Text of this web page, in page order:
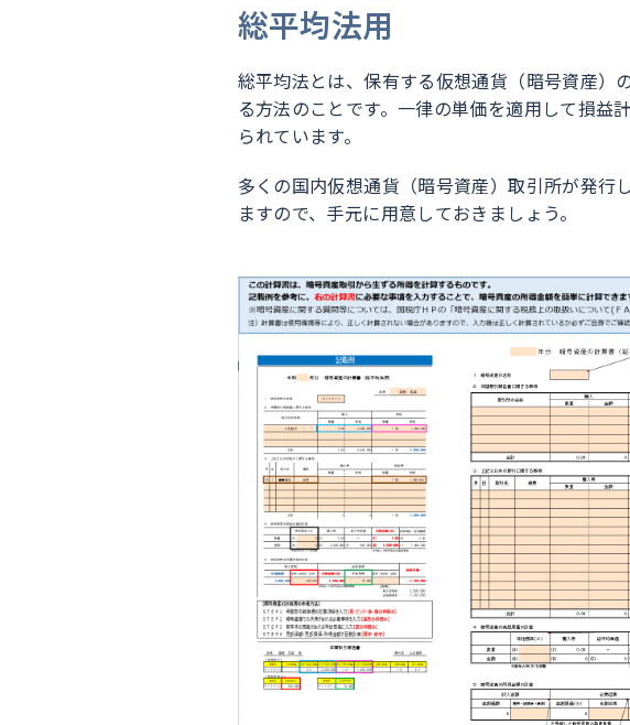
総平均法用
総平均法とは、保有する仮想通貨（暗号資産）
る方法のことです。一律の単価を適用して損益
られています。
多くの国内仮想通貨（暗号資産）取引所が発行
ますので、手元に用意しておきましょう。